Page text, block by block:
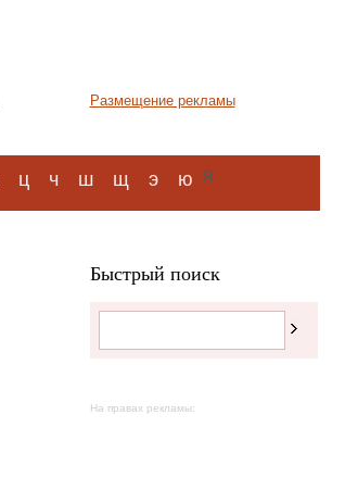
Размещение рекламы
ц ч ш щ э ю я
Быстрый поиск
На правах рекламы: